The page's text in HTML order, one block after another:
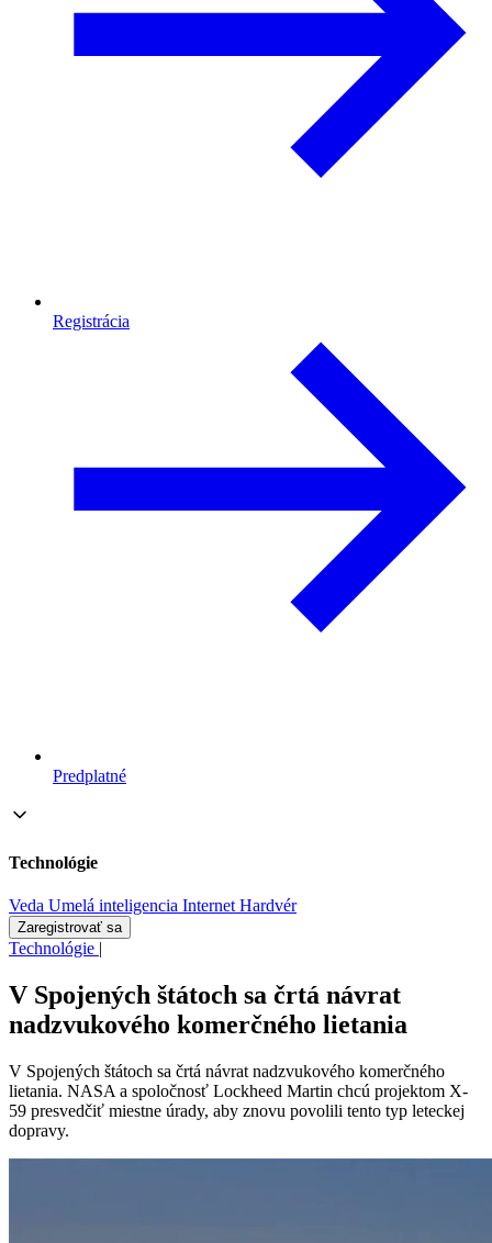
Registrácia
Predplatné
Technológie
Veda Umelá inteligencia Internet Hardvér
Zaregistrovať sa
Technológie |
V Spojených štátoch sa črtá návrat
nadzvukového komerčného lietania
V Spojených štátoch sa črtá návrat nadzvukového komerčného
lietania. NASA a spoločnosť Lockheed Martin chcú projektom X-
59 presvedčiť miestne úrady, aby znovu povolili tento typ leteckej
dopravy.